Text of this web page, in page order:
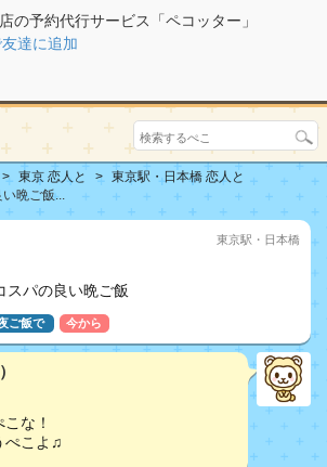
の予約代行サービス「ペコッター」
達に追加
東京 恋人と
東京駅・日本橋 恋人と
晩ご飯...
東京駅・日本橋
スパの良い晩ご飯
ご飯で 今から
な！
ぺこよ♫